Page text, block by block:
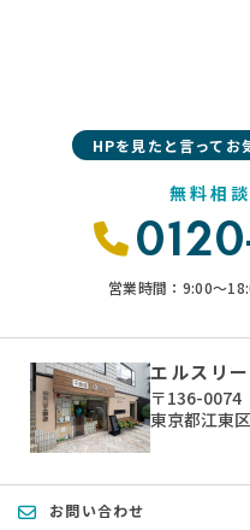
HPを見たと言ってお
無料相
営業時間：9:00〜
エルスリー
〒136-0074
東京都江東
お問い合わせ